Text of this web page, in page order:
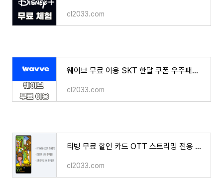
cl2033.com
웨이브 무료 이용 SKT 한달 쿠폰 우주패스 싸게 보는 법
cl2033.com
티빙 무료 할인 카드 OTT 스트리밍 전용 카드 넷플릭스 디즈니+ Youtube Premium 웨이브
cl2033.com